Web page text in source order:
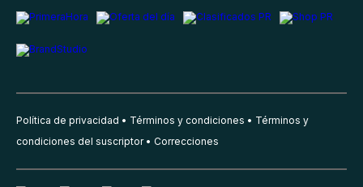
Política de privacidad Términos y condiciones
Términos y
condiciones del suscriptor
Correcciones